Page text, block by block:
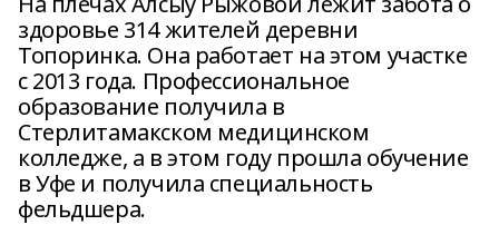
здоровье 314 жителей деревни
Топоринка. Она работает на этом участке
с 2013 года. Профессиональное
образование получила в
Стерлитамакском медицинском
колледже, а в этом году прошла обучение
в Уфе и получила специальность
фельдшера.